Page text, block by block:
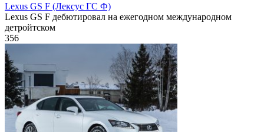
Lexus GS F (Лексус ГС Ф)
Lexus GS F дебютировал на ежегодном международном
детройтском
356